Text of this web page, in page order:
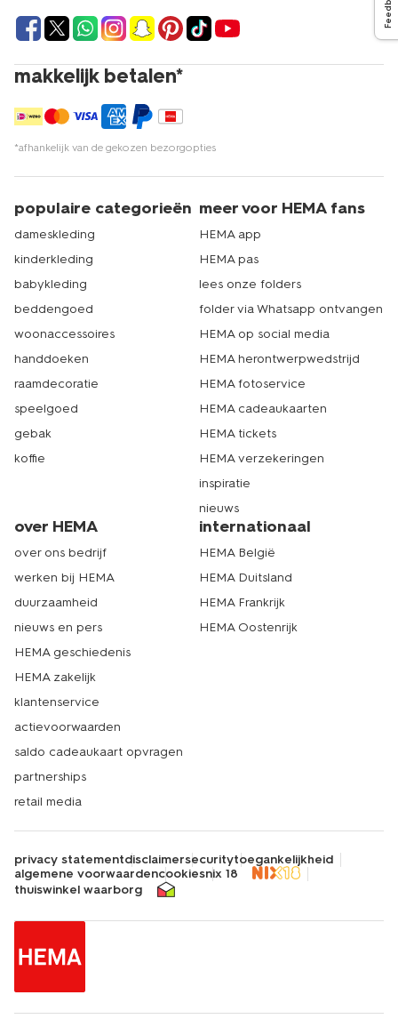
makkelijk betalen*
*afhankelijk van de gekozen bezorgopties
populaire categorieën
dameskleding
kinderkleding
babykleding
beddengoed
woonaccessoires
handdoeken
raamdecoratie
speelgoed
gebak
koffie
meer voor HEMA fans
HEMA app
HEMA pas
lees onze folders
folder via Whatsapp ontvangen
HEMA op social media
HEMA herontwerpwedstrijd
HEMA fotoservice
HEMA cadeaukaarten
HEMA tickets
HEMA verzekeringen
inspiratie
nieuws
over HEMA
over ons bedrijf
werken bij HEMA
duurzaamheid
nieuws en pers
HEMA geschiedenis
HEMA zakelijk
klantenservice
actievoorwaarden
saldo cadeaukaart opvragen
partnerships
retail media
internationaal
HEMA België
HEMA Duitsland
HEMA Frankrijk
HEMA Oostenrijk
privacy statementdisclaimersecuritytoegankelijkheid
algemene voorwaardencookiesnix 18
thuiswinkel waarborg